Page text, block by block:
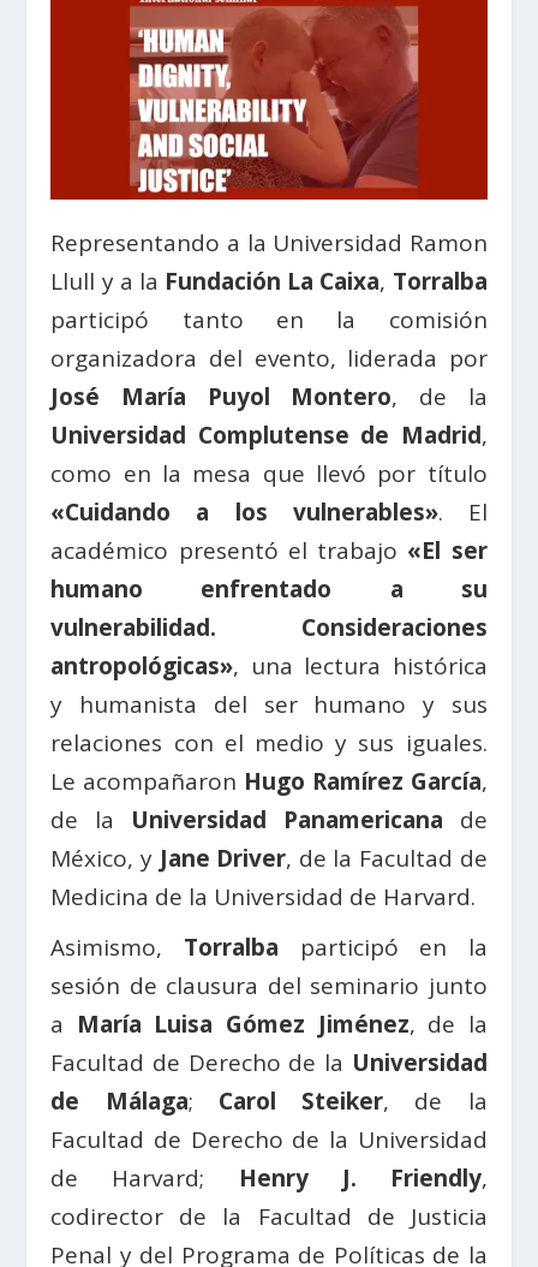
Representando a la Universidad Ramon
Llull y a la Fundación La Caixa, Torralba
participó tanto en la comisión
organizadora del evento, liderada por
José María Puyol Montero, de la
Universidad Complutense de Madrid,
como en la mesa que llevó por título
«Cuidando a los vulnerables». El
académico presentó el trabajo «El ser
humano enfrentado a su
vulnerabilidad. Consideraciones
antropológicas», una lectura histórica
y humanista del ser humano y sus
relaciones con el medio y sus iguales.
Le acompañaron Hugo Ramírez García,
de la Universidad Panamericana de
México, y Jane Driver, de la Facultad de
Medicina de la Universidad de Harvard.
Asimismo, Torralba participó en la
sesión de clausura del seminario junto
a María Luisa Gómez Jiménez, de la
Facultad de Derecho de la Universidad
de Málaga; Carol Steiker, de la
Facultad de Derecho de la Universidad
de Harvard; Henry J. Friendly,
codirector de la Facultad de Justicia
Penal y del Programa de Políticas de la